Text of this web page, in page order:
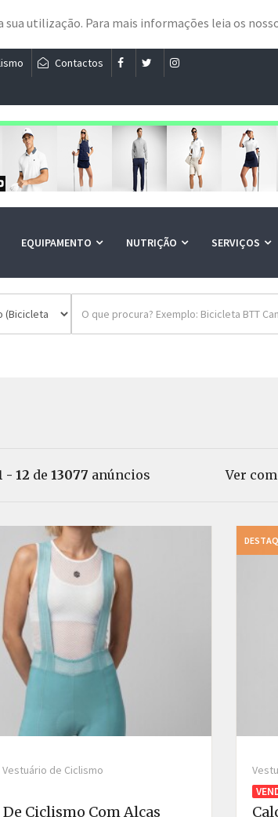
utilização. Para mais informações leia os
Contactos
EQUIPAMENTO NUTRIÇÃO SERVIÇOS
- 12 de 13077 anúncios Ver
de Ciclismo
De Ciclismo Com Alças